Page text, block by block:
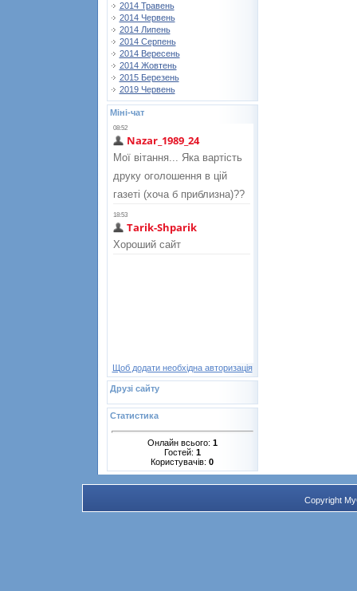
2014 Травень
2014 Червень
2014 Липень
2014 Серпень
2014 Вересень
2014 Жовтень
2015 Березень
2019 Червень
Міні-чат
Щоб додати необхідна авторизація
Друзі сайту
Статистика
Онлайн всього: 1
Гостей: 1
Користувачів: 0
Copyright